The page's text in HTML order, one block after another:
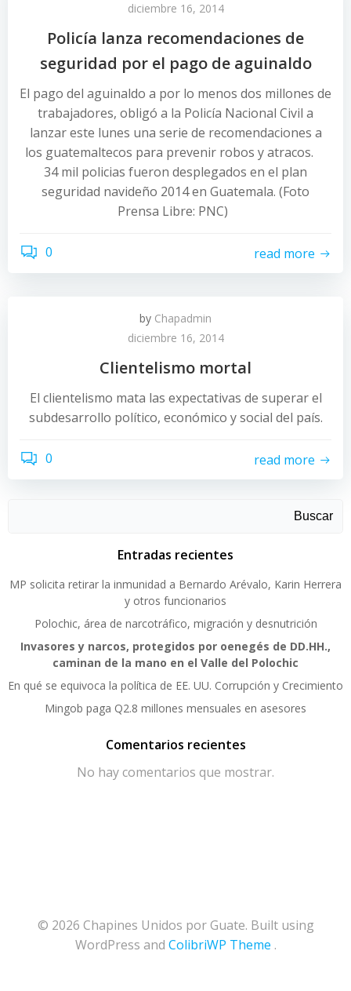
diciembre 16, 2014
Policía lanza recomendaciones de
seguridad por el pago de aguinaldo
El pago del aguinaldo a por lo menos dos millones de
trabajadores, obligó a la Policía Nacional Civil a
lanzar este lunes una serie de recomendaciones a
los guatemaltecos para prevenir robos y atracos.
34 mil policias fueron desplegados en el plan
seguridad navideño 2014 en Guatemala. (Foto
Prensa Libre: PNC)
0 read more
by Chapadmin
diciembre 16, 2014
Clientelismo mortal
El clientelismo mata las expectativas de superar el
subdesarrollo político, económico y social del país.
0 read more
Buscar
Entradas recientes
MP solicita retirar la inmunidad a Bernardo Arévalo, Karin Herrera
y otros funcionarios
Polochic, área de narcotráfico, migración y desnutrición
Invasores y narcos, protegidos por oenegés de DD.HH.,
caminan de la mano en el Valle del Polochic
En qué se equivoca la política de EE. UU. Corrupción y Crecimiento
Mingob paga Q2.8 millones mensuales en asesores
Comentarios recientes
No hay comentarios que mostrar.
© 2026 Chapines Unidos por Guate. Built using
WordPress and ColibriWP Theme .